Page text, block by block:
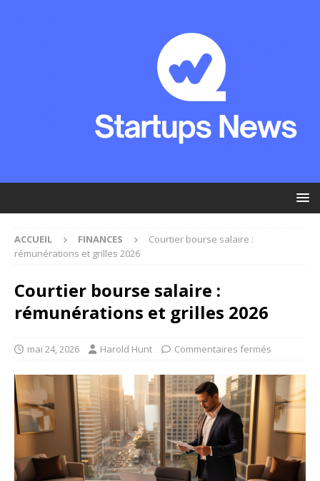
ACCUEIL FINANCES
Courtier bourse salaire :
rémunérations et grilles 2026
Courtier bourse salaire :
rémunérations et grilles 2026
mai 24, 2026 Harold Hunt Commentaires fermés